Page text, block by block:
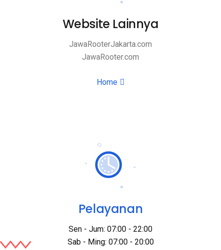
Website Lainnya
JawaRooterJakarta.com
JawaRooter.com
Home
Pelayanan
Sen - Jum: 07:00 - 22:00
Sab - Ming: 07:00 - 20:00